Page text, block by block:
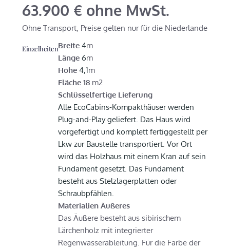
63.900 € ohne MwSt.
Ohne Transport, Preise gelten nur für die Niederlande
EinzelheitenBreite 4m
Länge 6m
Höhe 4,1m
Fläche 18 m2
Schlüsselfertige Lieferung
Alle EcoCabins-Kompakthäuser werden
Plug-and-Play geliefert. Das Haus wird
vorgefertigt und komplett fertiggestellt per
Lkw zur Baustelle transportiert. Vor Ort
wird das Holzhaus mit einem Kran auf sein
Fundament gesetzt. Das Fundament
besteht aus Stelzlagerplatten oder
Schraubpfählen.
Materialien Äußeres
Das Äußere besteht aus sibirischem
Lärchenholz mit integrierter
Regenwasserableitung. Für die Farbe der